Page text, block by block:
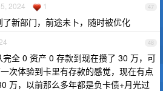
47
2024 1
新部门，前途未卜，随时被优化
48
全 0 资产 0 存款到现在攒了 30 万，可
次体验到卡里有存款的感觉，现在有点
万，以前那么多年都是负卡债+月光过